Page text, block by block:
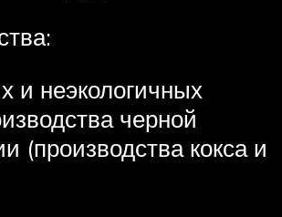
и неэкологичных
черной
(производства кокса и